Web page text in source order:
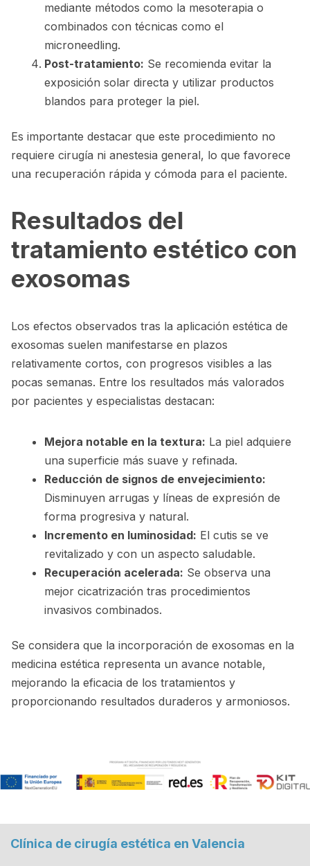
mediante métodos como la mesoterapia o
combinados con técnicas como el
microneedling.
Post-tratamiento: Se recomienda evitar la
exposición solar directa y utilizar productos
blandos para proteger la piel.
Es importante destacar que este procedimiento no
requiere cirugía ni anestesia general, lo que favorece
una recuperación rápida y cómoda para el paciente.
Resultados del
tratamiento estético con
exosomas
Los efectos observados tras la aplicación estética de
exosomas suelen manifestarse en plazos
relativamente cortos, con progresos visibles a las
pocas semanas. Entre los resultados más valorados
por pacientes y especialistas destacan:
Mejora notable en la textura: La piel adquiere
una superficie más suave y refinada.
Reducción de signos de envejecimiento:
Disminuyen arrugas y líneas de expresión de
forma progresiva y natural.
Incremento en luminosidad: El cutis se ve
revitalizado y con un aspecto saludable.
Recuperación acelerada: Se observa una
mejor cicatrización tras procedimientos
invasivos combinados.
Se considera que la incorporación de exosomas en la
medicina estética representa un avance notable,
mejorando la eficacia de los tratamientos y
proporcionando resultados duraderos y armoniosos.
Clínica de cirugía estética en Valencia